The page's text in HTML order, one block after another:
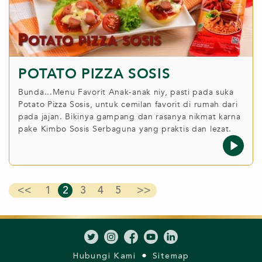
POTATO PIZZA SOSIS
Bunda...Menu Favorit Anak-anak niy, pasti pada suka
Potato Pizza Sosis, untuk cemilan favorit di rumah dari
pada jajan. Bikinya gampang dan rasanya nikmat karna
pake Kimbo Sosis Serbaguna yang praktis dan lezat.
<< 1 2 3 4 5 >>
Hubungi Kami Sitemap